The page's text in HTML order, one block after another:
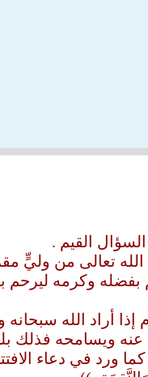
القيم .
تعالى من وليٍّ
وكرمه ليرحم
أراد الله
عنه ويسامحه فذلك
كما ورد في دعاء